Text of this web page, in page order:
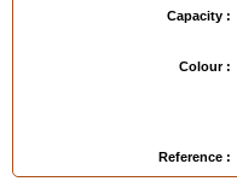
- After drying, eliminate carefully with
- Easy application with your finger or
- Available in tubes or glass jars, see
(To see the various shades, click on
: Tube 25 ml, Glass Jar
Capacity :
Colour :
Reference :